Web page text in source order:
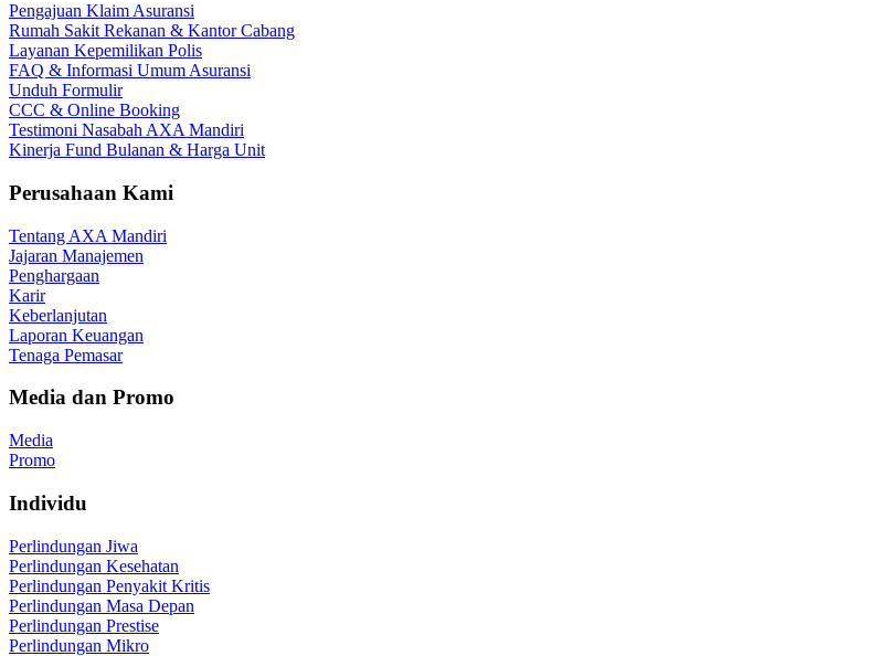
Pengajuan Klaim Asuransi
Rumah Sakit Rekanan & Kantor Cabang
Layanan Kepemilikan Polis
FAQ & Informasi Umum Asuransi
Unduh Formulir
CCC & Online Booking
Testimoni Nasabah AXA Mandiri
Kinerja Fund Bulanan & Harga Unit
Perusahaan Kami
Tentang AXA Mandiri
Jajaran Manajemen
Penghargaan
Karir
Keberlanjutan
Laporan Keuangan
Tenaga Pemasar
Media dan Promo
Media
Promo
Individu
Perlindungan Jiwa
Perlindungan Kesehatan
Perlindungan Penyakit Kritis
Perlindungan Masa Depan
Perlindungan Prestise
Perlindungan Mikro